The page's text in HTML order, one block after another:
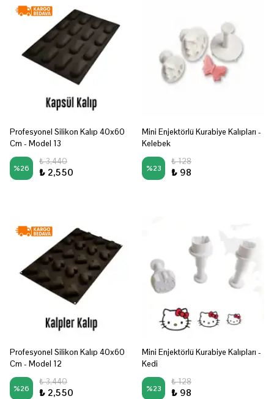
Profesyonel Silikon Kalıp 40x60
Cm - Model 13
%26
₺ 3,440
₺ 2,550
Mini Enjektörlü Kurabiye Kalıpları -
Kelebek
%23
₺ 128
₺ 98
Profesyonel Silikon Kalıp 40x60
Cm - Model 12
%26
₺ 3,440
₺ 2,550
Mini Enjektörlü Kurabiye Kalıpları -
Kedi
%23
₺ 128
₺ 98